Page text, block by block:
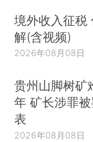
境外收入征税
解(含视频)
2026年08月08日
贵州山脚树矿
年 矿长涉罪
表
2026年08月08日